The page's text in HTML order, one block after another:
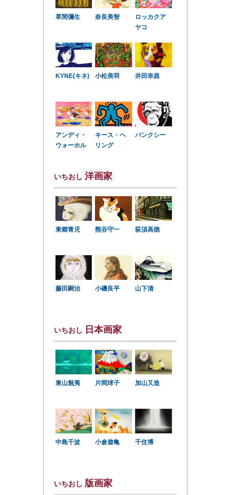
草間彌生 奈良美智
ロッカクア
ヤコ
KYNE(キネ) 小松美羽 井田幸昌
アンディ・
ウォーホル
キース・ヘ
リング
バンクシー
いちおし 洋画家
東郷青児 熊谷守一 荻須高徳
藤田嗣治 小磯良平 山下清
いちおし 日本画家
東山魁夷 片岡球子 加山又造
中島千波 小倉遊亀 千住博
いちおし 版画家